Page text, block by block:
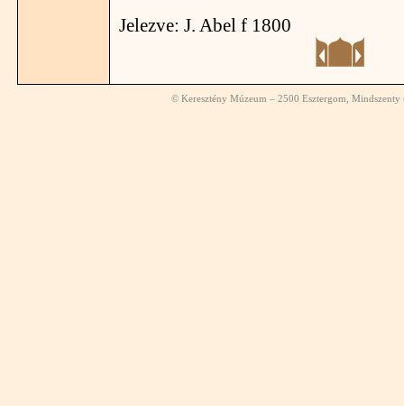
Jelezve: J. Abel f 1800
© Keresztény Múzeum – 2500 Esztergom,